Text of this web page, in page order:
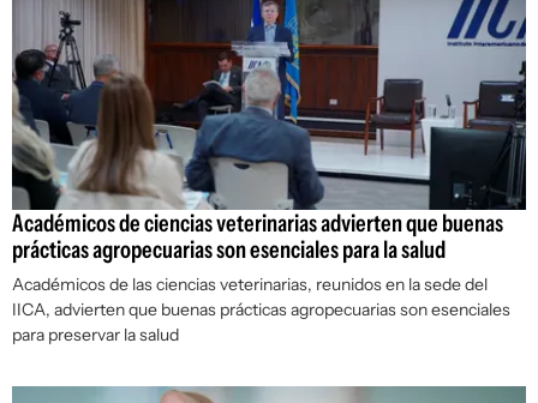
Académicos de ciencias veterinarias advierten que buenas
prácticas agropecuarias son esenciales para la salud
Académicos de las ciencias veterinarias, reunidos en la sede del
IICA, advierten que buenas prácticas agropecuarias son esenciales
para preservar la salud